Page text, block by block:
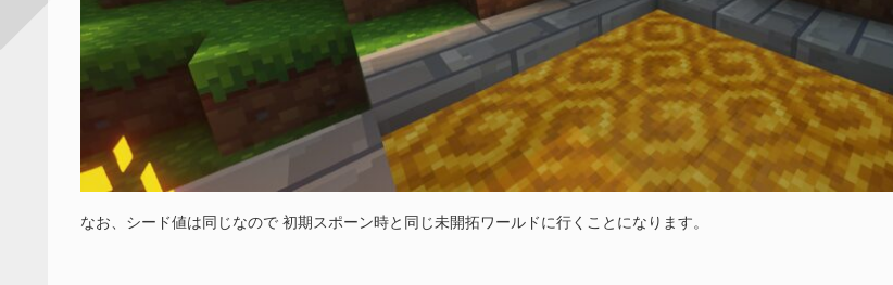
なお、シード値は同じなので 初期スポーン時と同じ未開拓ワールドに行くことになります。